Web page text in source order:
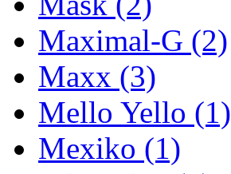
Maximal-G (2)
Maxx (3)
Mello Yello (1)
Mexiko (1)